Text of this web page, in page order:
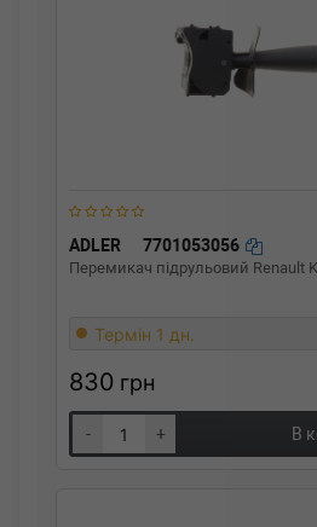
ADLER 7701053056
Перемикач підрульовий Renault
Термін 1 дн.
830 грн
- + В